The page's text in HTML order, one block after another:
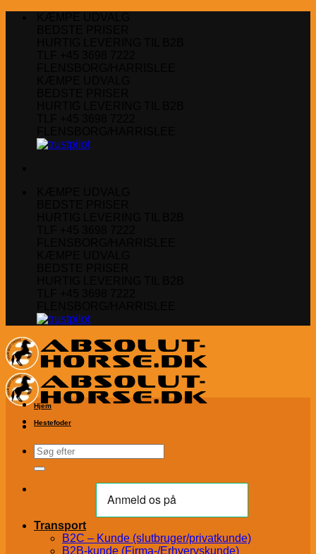
Søg
efter:
Transport
B2C – Kunde (slutbruger/privatkunde)
B2B-kunde (Firma-/Erhvervskunde)
Hjem
Hestefoder